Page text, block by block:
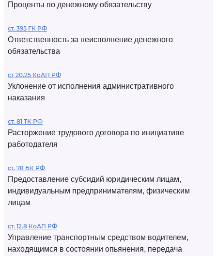
Проценты по денежному обязательству
ст. 395 ГК РФ
Ответственность за неисполнение денежного
обязательства
ст 20.25 КоАП РФ
Уклонение от исполнения административного
наказания
ст. 81 ТК РФ
Расторжение трудового договора по инициативе
работодателя
ст. 78 БК РФ
Предоставление субсидий юридическим лицам,
индивидуальным предпринимателям, физическим
лицам
ст. 12.8 КоАП РФ
Управление транспортным средством водителем,
находящимся в состоянии опьянения, передача